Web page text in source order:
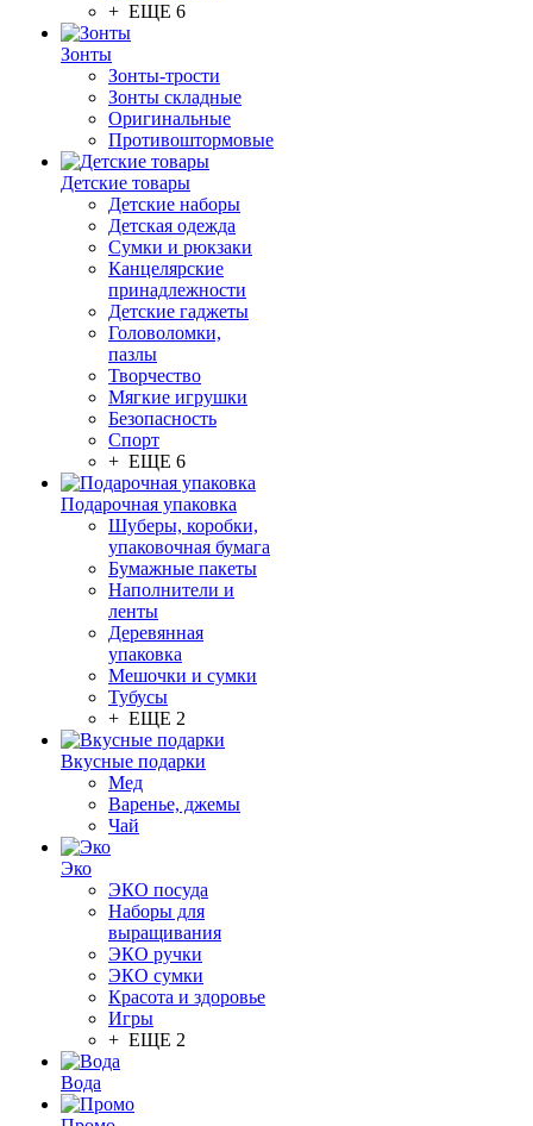
+ ЕЩЕ 6
Зонты
Зонты-трости
Зонты складные
Оригинальные
Противоштормовые
Детские товары
Детские наборы
Детская одежда
Сумки и рюкзаки
Канцелярские
принадлежности
Детские гаджеты
Головоломки,
пазлы
Творчество
Мягкие игрушки
Безопасность
Спорт
+ ЕЩЕ 6
Подарочная упаковка
Шуберы, коробки,
упаковочная бумага
Бумажные пакеты
Наполнители и
ленты
Деревянная
упаковка
Мешочки и сумки
Тубусы
+ ЕЩЕ 2
Вкусные подарки
Мед
Варенье, джемы
Чай
Эко
ЭКО посуда
Наборы для
выращивания
ЭКО ручки
ЭКО сумки
Красота и здоровье
Игры
+ ЕЩЕ 2
Вода